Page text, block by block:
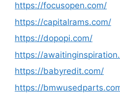
https://focusopen.com/
https://capitalrams.com/
https://dopopi.com/
https://
https://babyredit.com/
https://